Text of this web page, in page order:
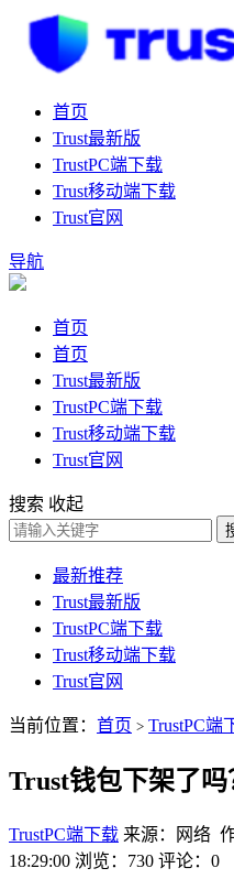
首页
Trust最新版
TrustPC端下载
Trust移动端下载
Trust官网
导航
首页
首页
Trust最新版
TrustPC端下载
Trust移动端下载
Trust官网
搜索 收起
最新推荐
Trust最新版
TrustPC端下载
Trust移动端下载
Trust官网
当前位置： 首页 > TrustPC端
Trust钱包下架了
TrustPC端下载 来源：网络
18:29:00 浏览：730 评论：0